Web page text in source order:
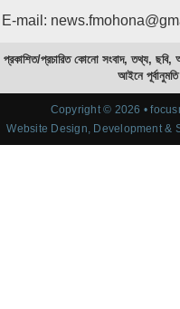
E-mail:
প্রকাশিত/প্রচারিত কোনো সংবাদ, তথ্য, ছবি,
আইনে
Copyright © 2026 •
Website Design, Development &